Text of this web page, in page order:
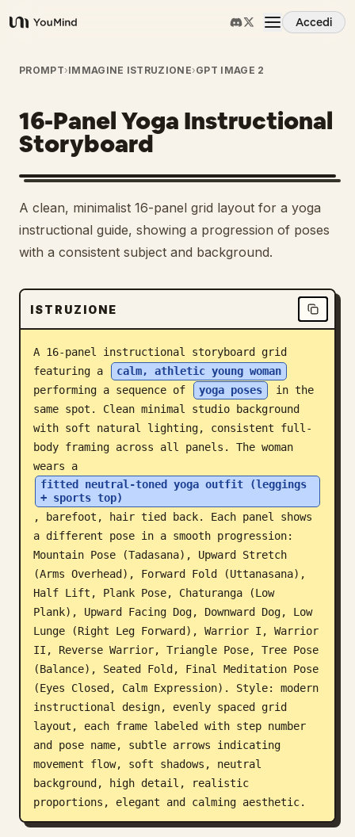
YouMind
Accedi
Panoramica
Casi d'uso
Abilità
Prompt
Scarica
Blog
Aggiornamenti
PROMPT›IMMAGINE ISTRUZIONE›GPT IMAGE 2
16-Panel Yoga Instructional
Storyboard
A clean, minimalist 16-panel grid layout for a yoga
instructional guide, showing a progression of poses
with a consistent subject and background.
ISTRUZIONE
A 16-panel instructional storyboard grid
featuring a
calm, athletic young woman
performing a sequence of
yoga poses
in the
same spot. Clean minimal studio background
with soft natural lighting, consistent full-
body framing across all panels. The woman
wears a
fitted neutral-toned yoga outfit (leggings
+ sports top)
, barefoot, hair tied back. Each panel shows
a different pose in a smooth progression:
Mountain Pose (Tadasana), Upward Stretch
(Arms Overhead), Forward Fold (Uttanasana),
Half Lift, Plank Pose, Chaturanga (Low
Plank), Upward Facing Dog, Downward Dog, Low
Lunge (Right Leg Forward), Warrior I, Warrior
II, Reverse Warrior, Triangle Pose, Tree Pose
(Balance), Seated Fold, Final Meditation Pose
(Eyes Closed, Calm Expression). Style: modern
instructional design, evenly spaced grid
layout, each frame labeled with step number
and pose name, subtle arrows indicating
movement flow, soft shadows, neutral
background, high detail, realistic
proportions, elegant and calming aesthetic.